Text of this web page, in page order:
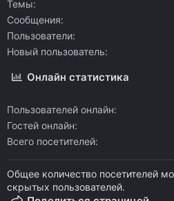
Темы
Сообщения
Пользователи
Новый пользователь
Онлайн статистика
Пользователей онлайн
Гостей онлайн
Всего посетителей
Общее количество посетителей
скрытых пользователей.